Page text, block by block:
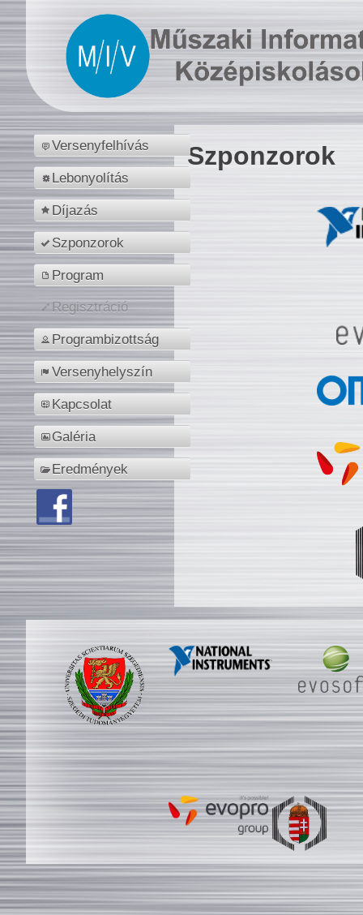
Versenyfelhívás
Lebonyolítás
Díjazás
Szponzorok
Program
Regisztráció
Programbizottság
Versenyhelyszín
Kapcsolat
Galéria
Eredmények
Szponzorok